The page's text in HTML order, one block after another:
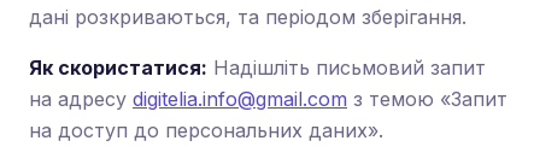
дані розкриваються, та періодом зберігання.
Як скористатися: Надішліть письмовий запит
на адресу digitelia.info@gmail.com з темою «Запит
на доступ до персональних даних».